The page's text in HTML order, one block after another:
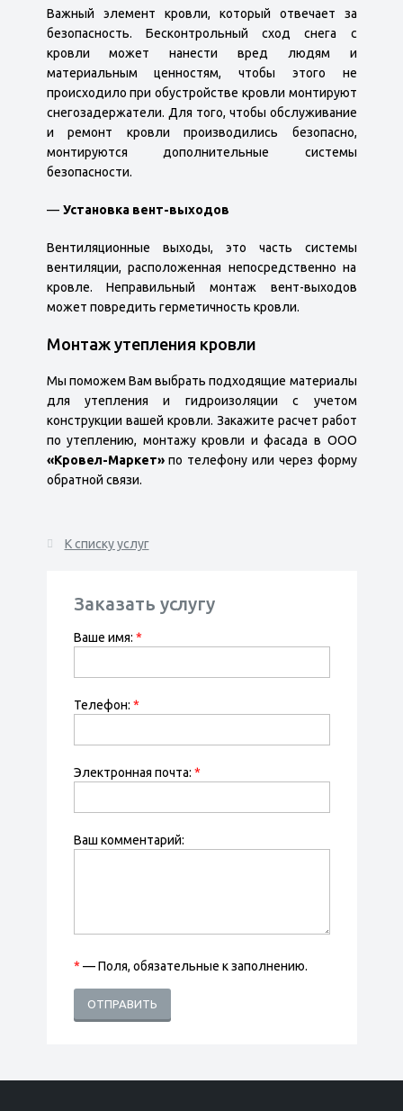
Важный элемент кровли, который отвечает за
безопасность. Бесконтрольный сход снега с
кровли может нанести вред людям и
материальным ценностям, чтобы этого не
происходило при обустройстве кровли монтируют
снегозадержатели. Для того, чтобы обслуживание
и ремонт кровли производились безопасно,
монтируются дополнительные системы
безопасности.
Установка вент-выходов
Вентиляционные выходы, это часть системы
вентиляции, расположенная непосредственно на
кровле. Неправильный монтаж вент-выходов
может повредить герметичность кровли.
Монтаж утепления кровли
Мы поможем Вам выбрать подходящие материалы
для утепления и гидроизоляции с учетом
конструкции вашей кровли. Закажите расчет работ
по утеплению, монтажу кровли и фасада в ООО
«Кровел-Маркет»по телефону или через форму
обратной связи.
К списку услуг
Заказать услугу
Ваше имя: *
Телефон: *
Электронная почта: *
Ваш комментарий:
* — Поля, обязательные к заполнению.
ОТПРАВИТЬ